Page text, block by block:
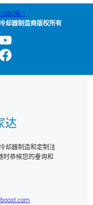
号-1
却器制造商版权所有
达
却器制造和定制注
时恭候您的垂询和